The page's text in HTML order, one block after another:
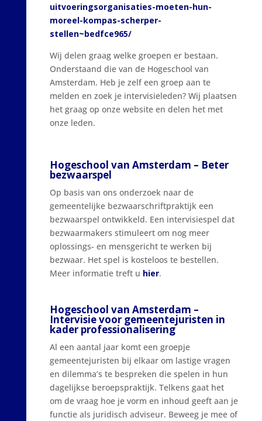
uitvoeringsorganisaties-moeten-hun-
moreel-kompas-scherper-
stellen~bedfce965/
Wij delen graag welke groepen er bestaan.
Onderstaand die van de Hogeschool van
Amsterdam. Heb je zelf een groep aan te
melden en zoek je intervisieleden? Wij plaatsen
het graag op onze website en delen het met
onze leden.
Hogeschool van Amsterdam – Beter
bezwaarspel
Op basis van ons onderzoek naar de
gemeentelijke bezwaarschriftpraktijk een
bezwaarspel ontwikkeld. Een intervisiespel dat
bezwaarmakers stimuleert om nog meer
oplossings- en mensgericht te werken bij
bezwaar. Het spel is kosteloos te bestellen.
Meer informatie treft u hier.
Hogeschool van Amsterdam –
Intervisie voor gemeentejuristen in
kader professionalisering
Al een aantal jaar komt een groepje
gemeentejuristen bij elkaar om lastige vragen
en dilemma’s te bespreken die spelen in hun
dagelijkse beroepspraktijk. Telkens gaat het
om de vraag hoe je vorm en inhoud geeft aan je
functie als juridisch adviseur. Beweeg je mee of